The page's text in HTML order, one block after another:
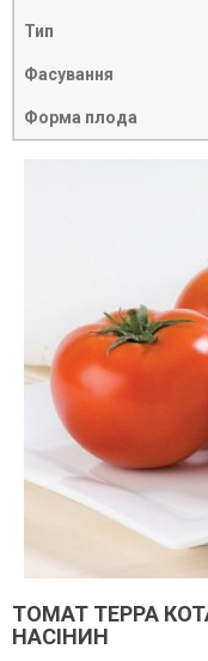
Тип
Фасування
Форма плода
ТОМАТ ТЕРРА
НАСІНИН